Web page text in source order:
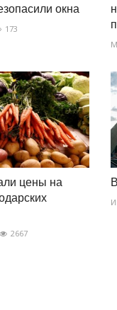
окна
173
цены на
2667